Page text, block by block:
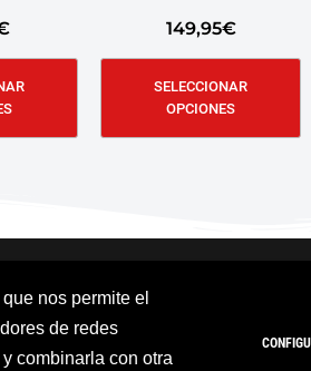
nos permite el
de redes
combinarla con otra
149,95€
SELECCIONAR
OPCIONES
Política de cookies Política de